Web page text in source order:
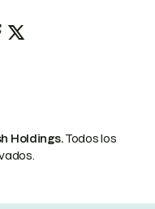
Holdings.Todos los